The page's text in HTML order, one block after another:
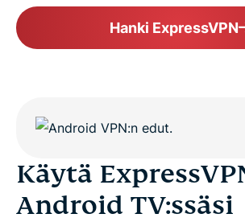
Hanki ExpressVPN
Käytä
Android TV:ssäsi